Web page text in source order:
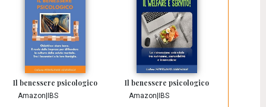
Il benessere psicologico
Amazon IBS
Il benessere psicologico
Amazon IBS